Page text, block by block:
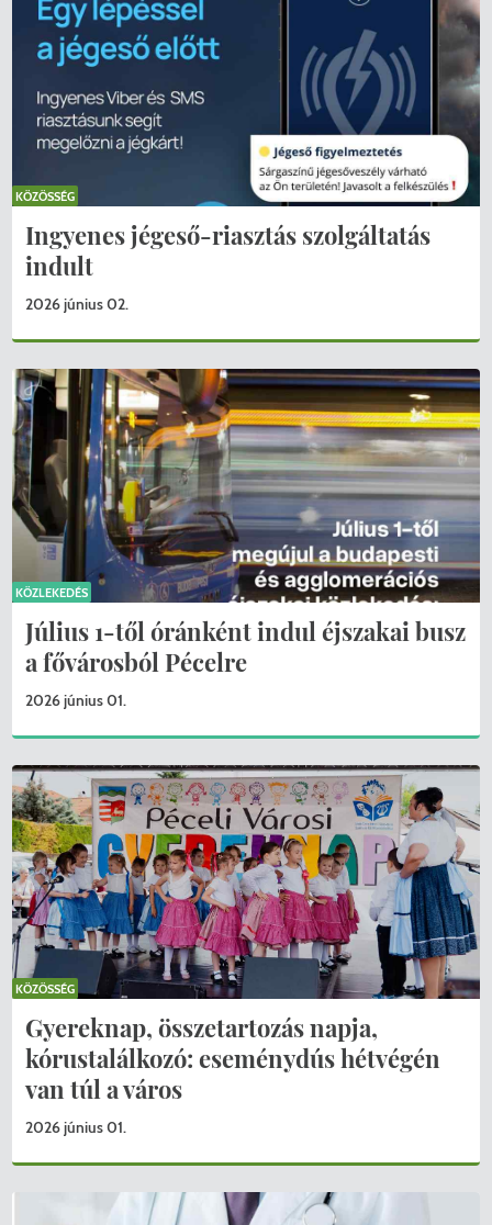
Ingyenes jégeső-riasztás szolgáltatás
indult
2026 június 02.
KÖZÖSSÉG
Július 1-től óránként indul éjszakai busz
a fővárosból Pécelre
2026 június 01.
KÖZLEKEDÉS
Gyereknap, összetartozás napja,
kórustalálkozó: eseménydús hétvégén
van túl a város
2026 június 01.
KÖZÖSSÉG